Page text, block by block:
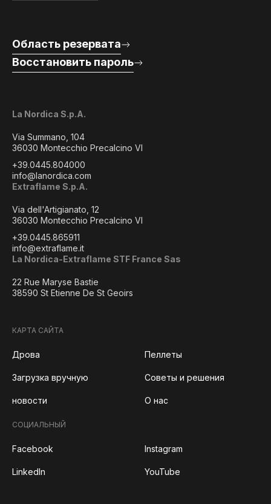
La Nordica S.p.A.
Via Summano, 104
36030 Montecchio Precalcino VI
+39.0445.804000
info@lanordica.com
Extraflame S.p.A.
Via dell'Artigianato, 12
36030 Montecchio Precalcino VI
+39.0445.865911
info@extraflame.it
La Nordica-Extraflame STF France Sas
22 Rue Maryse Bastie
38590 St Etienne De St Geoirs
Область резервата
Восстановить пароль
КАРТА САЙТА
Дрова Пеллеты
Загрузка вручную Советы и решения
новости О нас
СОЦИАЛЬНЫЙ
Facebook Instagram
LinkedIn YouTube